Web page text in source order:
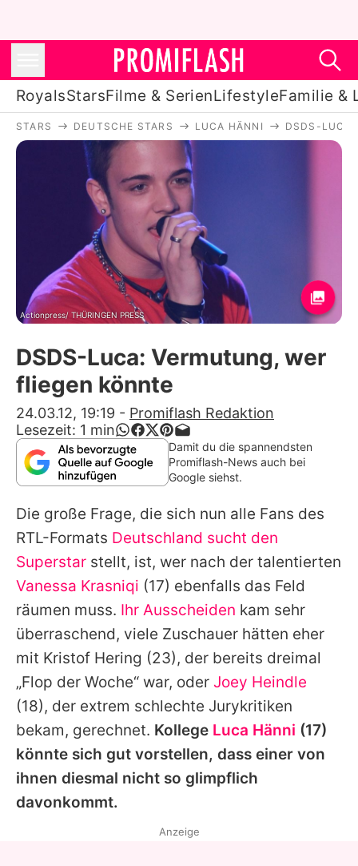
RoyalsStarsFilme & SerienLifestyleFamilie &
Royals
Stars
Filme & Serien
Lifestyle
Familie & Liebe
Promiflash Exklusiv
Alle Themen auf Promiflash
App runterladen
Team
Redaktionelle Richtlinien
Impressum
Datenschutzerklärung
Nutzungsbedingungen
Utiq verwalten
STARS DEUTSCHE STARS LUCA HÄNNI DSDS-LUCA:
Actionpress/ THÜRINGEN PRESS
DSDS-Luca: Vermutung, wer
fliegen könnte
24.03.12, 19:19 - Promiflash Redaktion
Lesezeit: 1 min
Damit du die spannendsten
Promiflash-News auch bei
Google siehst.
Die große Frage, die sich nun alle Fans des
RTL-Formats Deutschland sucht den
Superstar stellt, ist, wer nach der talentierten
Vanessa Krasniqi (17) ebenfalls das Feld
räumen muss. Ihr Ausscheiden kam sehr
überraschend, viele Zuschauer hätten eher
mit Kristof Hering (23), der bereits dreimal
„Flop der Woche“ war, oder Joey Heindle
(18), der extrem schlechte Jurykritiken
bekam, gerechnet. Kollege Luca Hänni (17)
könnte sich gut vorstellen, dass einer von
ihnen diesmal nicht so glimpflich
davonkommt.
Anzeige